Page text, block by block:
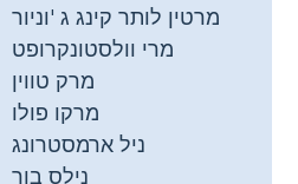
מרטין לותר קינג ג 'וניור
מרי וולסטונקרופט
מרק טווין
מרקו פולו
ניל ארמסטרונג
נילס בור